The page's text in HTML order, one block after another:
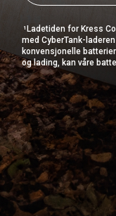
1Ladetiden for Kress
med CyberTank-
konvensjonelle
og lading, kan våre